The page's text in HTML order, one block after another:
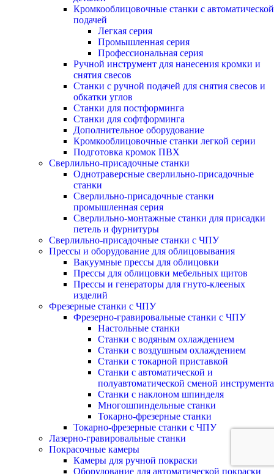
Кромкооблицовочные станки с автоматической
подачей
Легкая серия
Промышленная серия
Профессиональная серия
Ручной инструмент для нанесения кромки и
снятия свесов
Станки с ручной подачей для снятия свесов и
обкатки углов
Станки для постформинга
Станки для софтформинга
Дополнительное оборудование
Кромкооблицовочные станки легкой серии
Подготовка кромок ПВХ
Сверлильно-присадочные станки
Однотраверсные сверлильно-присадочные
станки
Сверлильно-присадочные станки
промышленная серия
Сверлильно-монтажные станки для присадки
петель и фурнитуры
Сверлильно-присадочные станки с ЧПУ
Прессы и оборудование для облицовывания
Вакуумные прессы для облицовки
Прессы для облицовки мебельных щитов
Прессы и генераторы для гнуто-клееных
изделий
Фрезерные станки с ЧПУ
Фрезерно-гравировальные станки с ЧПУ
Настольные станки
Станки с водяным охлаждением
Станки с воздушным охлаждением
Станки с токарной приставкой
Станки с автоматической и
полуавтоматической сменой инструмента
Станки с наклоном шпинделя
Многошпиндельные станки
Токарно-фрезерные станки
Токарно-фрезерные станки с ЧПУ
Лазерно-гравировальные станки
Покрасочные камеры
Камеры для ручной покраски
Оборудование для автоматической покраски